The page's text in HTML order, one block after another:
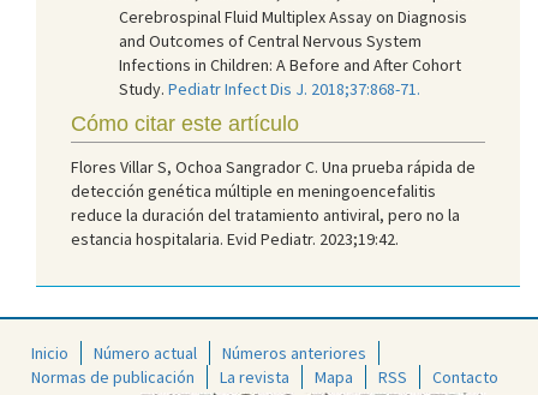
Cerebrospinal Fluid Multiplex Assay on Diagnosis
and Outcomes of Central Nervous System
Infections in Children: A Before and After Cohort
Study. Pediatr Infect Dis J. 2018;37:868-71.
Cómo citar este artículo
Flores Villar S, Ochoa Sangrador C. Una prueba rápida de
detección genética múltiple en meningoencefalitis
reduce la duración del tratamiento antiviral, pero no la
estancia hospitalaria. Evid Pediatr. 2023;19:42.
Inicio Número actual
Números anteriores
Normas de publicación
La revista Mapa RSS Contacto